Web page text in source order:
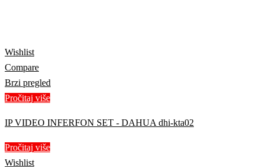
Wishlist
Compare
Brzi pregled
Pročitaj više
IP VIDEO INFERFON SET - DAHUA dhi-kta02
Pročitaj više
Wishlist